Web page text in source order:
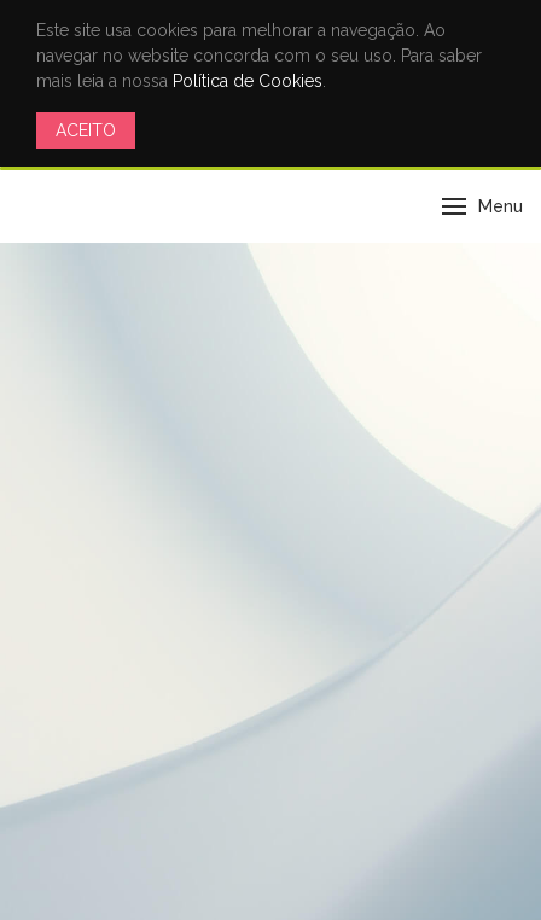
Este site usa cookies para melhorar a navegação. Ao
navegar no website concorda com o seu uso. Para saber
mais leia a nossa Política de Cookies
ACEITO
Menu